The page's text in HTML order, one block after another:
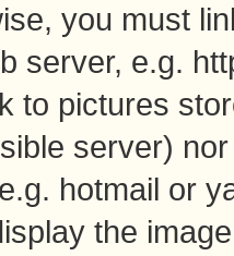
you must
server, e.g.
to pictures
server)
hotmail or
the